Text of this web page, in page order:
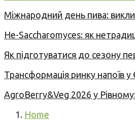
Міжнародний день пива:
Не-Saccharomyces: як
Як підготуватися до сезону
Трансформація ринку напоїв у
AgroBerry&Veg 2026 у Рівному:
Home